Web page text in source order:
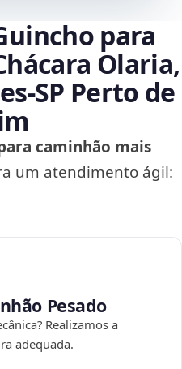
para
Olaria,
Perto de
caminhão mais
um atendimento ágil:
Pesado
Realizamos a
adequada.